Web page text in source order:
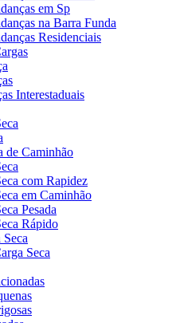
em Sp
na Barra Funda
Residenciais
Interestaduais
de Caminhão
com Rapidez
em Caminhão
Pesada
Rápido
Seca